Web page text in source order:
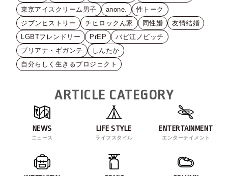
東京アイスクリーム男子
anone.
性トーク
ジブンヒストリー
チヒロックん家 同性婚
友情結婚
LGBTフレンドリー
PrEP
バビ江ノビッチ
ブリアナ・ギガンテ
しんたか
自分らしく生きるプロジェクト
ARTICLE CATEGORY
NEWS
ニュース
LIFE STYLE
ライフスタイル
ENTERTAINMENT
エンターテイメント